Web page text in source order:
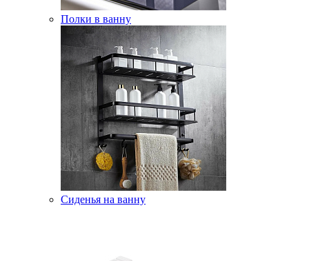
Полки в ванну
Сиденья на ванну